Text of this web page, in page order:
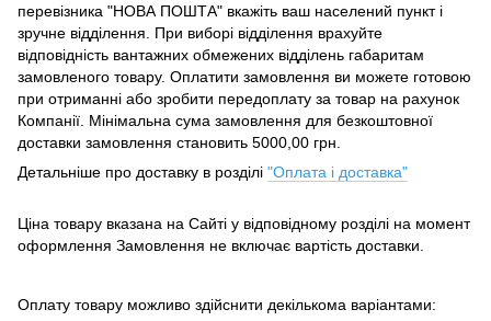
перевізника "НОВА ПОШТА" вкажіть ваш населений пункт і
зручне відділення.
При виборі відділення врахуйте
відповідність вантажних обмежених відділень габаритам
замовленого товару. Оплатити замовлення ви можете готовою
при отриманні або зробити передоплату за товар на рахунок
Компанії. Мінімальна сума замовлення для безкоштовної
доставки замовлення становить 5000,00 грн.
Детальніше про доставку в розділі "Оплата і доставка"
Ціна товару вказана на Сайті у відповідному розділі на момент
оформлення Замовлення не включає вартість доставки.
Оплату товару можливо здійснити декількома варіантами: